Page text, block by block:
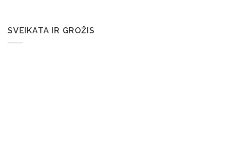
SVEIKATA IR GROŽIS